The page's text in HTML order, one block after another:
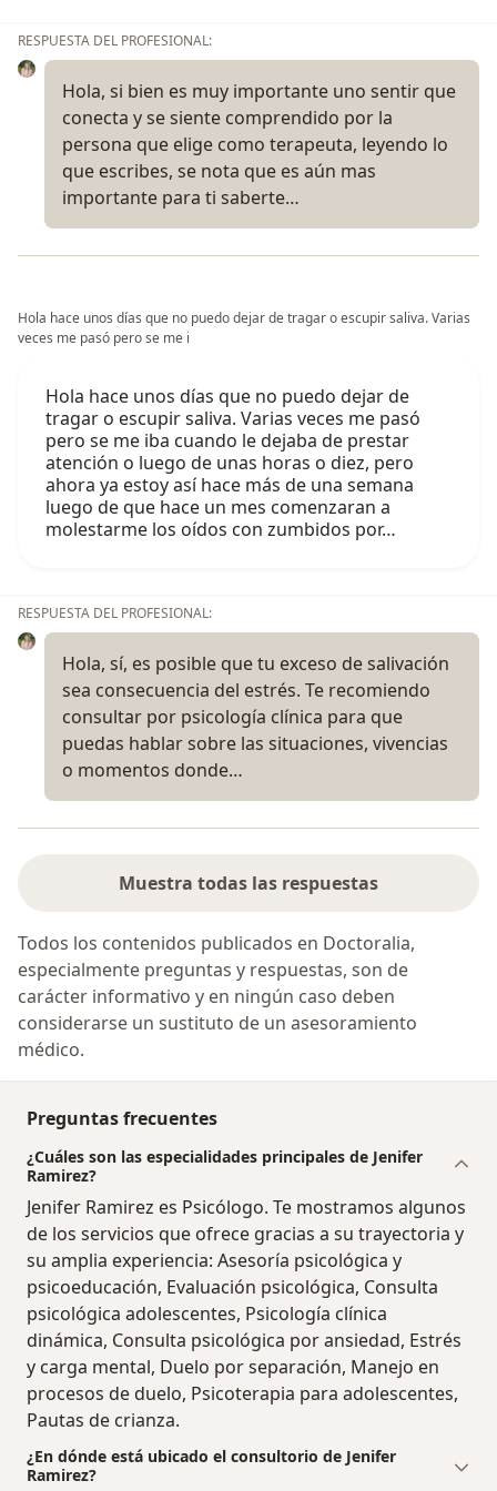
RESPUESTA DEL PROFESIONAL:
Hola, si bien es muy importante uno sentir que
conecta y se siente comprendido por la
persona que elige como terapeuta, leyendo lo
que escribes, se nota que es aún mas
importante para ti saberte…
Hola hace unos días que no puedo dejar de tragar o escupir saliva. Varias
veces me pasó pero se me i
Hola hace unos días que no puedo dejar de
tragar o escupir saliva. Varias veces me pasó
pero se me iba cuando le dejaba de prestar
atención o luego de unas horas o diez, pero
ahora ya estoy así hace más de una semana
luego de que hace un mes comenzaran a
molestarme los oídos con zumbidos por…
RESPUESTA DEL PROFESIONAL:
Hola, sí, es posible que tu exceso de salivación
sea consecuencia del estrés. Te recomiendo
consultar por psicología clínica para que
puedas hablar sobre las situaciones, vivencias
o momentos donde…
Muestra todas las respuestas
Todos los contenidos publicados en Doctoralia,
especialmente preguntas y respuestas, son de
carácter informativo y en ningún caso deben
considerarse un sustituto de un asesoramiento
médico.
Preguntas frecuentes
¿Cuáles son las especialidades principales de Jenifer
Ramirez?
Jenifer Ramirez es Psicólogo. Te mostramos algunos
de los servicios que ofrece gracias a su trayectoria y
su amplia experiencia: Asesoría psicológica y
psicoeducación, Evaluación psicológica, Consulta
psicológica adolescentes, Psicología clínica
dinámica, Consulta psicológica por ansiedad, Estrés
y carga mental, Duelo por separación, Manejo en
procesos de duelo, Psicoterapia para adolescentes,
Pautas de crianza.
¿En dónde está ubicado el consultorio de Jenifer
Ramirez?